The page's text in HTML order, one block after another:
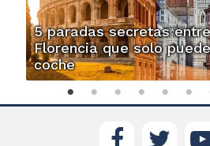
5 paradas secretas
Florencia que solo
coche